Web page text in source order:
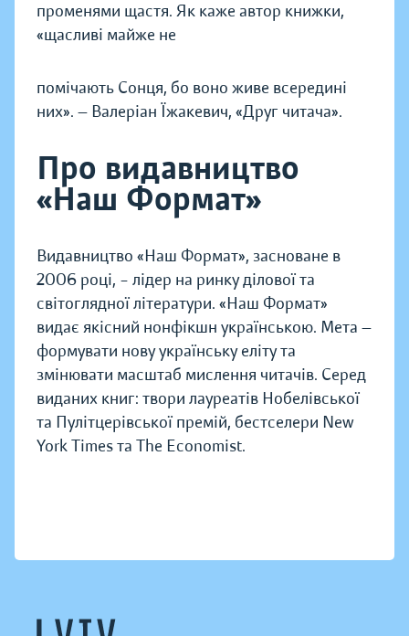
променями щастя. Як каже автор книжки,
«щасливі майже не
помічають Сонця, бо воно живе всередині
них». — Валеріан Їжакевич, «Друг читача».
Про видавництво
«Наш Формат»
Видавництво «Наш Формат», засноване в
2006 році, – лідер на ринку ділової та
світоглядної літератури. «Наш Формат»
видає якісний нонфікшн українською. Мета —
формувати нову українську еліту та
змінювати масштаб мислення читачів. Серед
виданих книг: твори лауреатів Нобелівської
та Пулітцерівської премій, бестселери New
York Times та The Economist.